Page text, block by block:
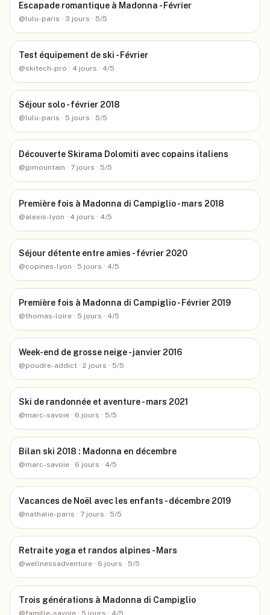
Escapade romantique à Madonna - Février
@lulu-paris · 3 jours · 5/5
Test équipement de ski - Février
@skitech-pro · 4 jours · 4/5
Séjour solo - février 2018
@lulu-paris · 5 jours · 5/5
Découverte Skirama Dolomiti avec copains italiens
@jpmountain · 7 jours · 5/5
Première fois à Madonna di Campiglio - mars 2018
@alexis-lyon · 4 jours · 4/5
Séjour détente entre amies - février 2020
@copines-lyon · 5 jours · 4/5
Première fois à Madonna di Campiglio - Février 2019
@thomas-loire · 5 jours · 4/5
Week-end de grosse neige - janvier 2016
@poudre-addict · 2 jours · 5/5
Ski de randonnée et aventure - mars 2021
@marc-savoie · 6 jours · 5/5
Bilan ski 2018 : Madonna en décembre
@marc-savoie · 6 jours · 4/5
Vacances de Noël avec les enfants - décembre 2019
@nathalie-paris · 7 jours · 5/5
Retraite yoga et randos alpines - Mars
@wellnessadventure · 6 jours · 5/5
Trois générations à Madonna di Campiglio
@famille-savoie · 5 jours · 4/5